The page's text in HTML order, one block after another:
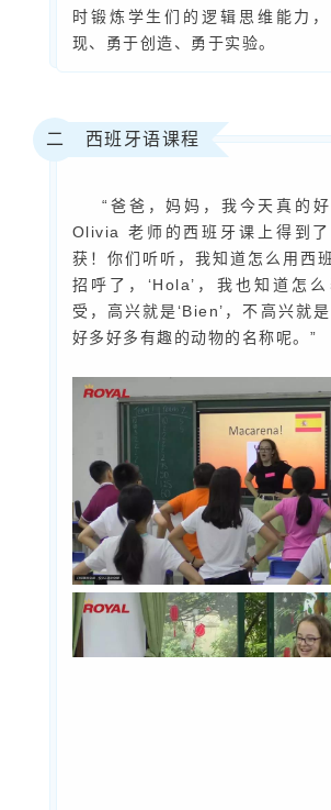
时锻炼学生们的逻辑思维能力
现、勇于创造、勇于实验。
二 西班牙语课程
“爸爸，妈妈，我今天真的好
Olivia 老师的西班牙课上得到
获！你们听听，我知道怎么用西
招呼了，‘Hola’，我也知道怎
受，高兴就是‘Bien’，不高兴就
好多好多有趣的动物的名称呢。 ”